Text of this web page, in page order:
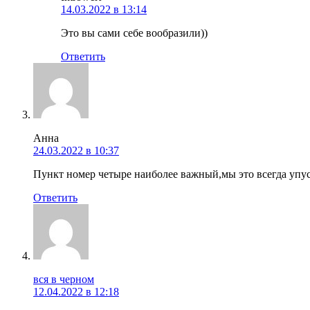
14.03.2022 в 13:14
Это вы сами себе вообразили))
Ответить
Анна
24.03.2022 в 10:37
Пункт номер четыре наиболее важный,мы это всегда
Ответить
вся в черном
12.04.2022 в 12:18